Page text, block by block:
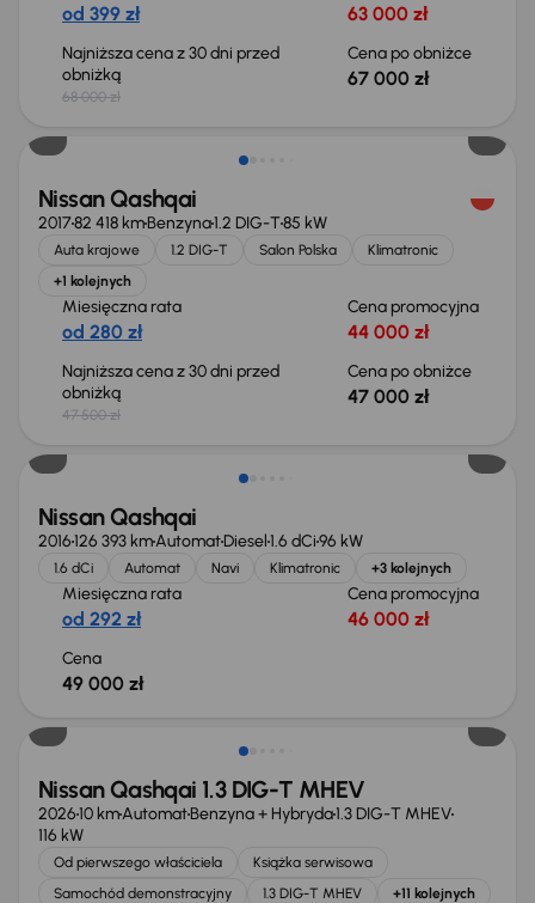
od 399 zł 63 000 zł
Najniższa cena z 30 dni przed
obniżką
68 000 zł
Cena po obniżce
67 000 zł
Świeżo skupione
Nissan Qashqai
201782 418 kmBenzyna1.2 DIG-T85 kW
Auta krajowe 1.2 DIG-T Salon Polska
Klimatronic
+1 kolejnych
Miesięczna rata
od 280 zł
Cena promocyjna
44 000 zł
Najniższa cena z 30 dni przed
obniżką
47 500 zł
Cena po obniżce
47 000 zł
Świeżo skupione
Nissan Qashqai
2016126 393 kmAutomatDiesel1.6 dCi96 kW
1.6 dCi Automat Navi Klimatronic +3 kolejnych
Miesięczna rata
od 292 zł
Cena promocyjna
46 000 zł
Cena
49 000 zł
Nissan Qashqai 1.3 DIG-T MHEV
202610 kmAutomatBenzyna + Hybryda1.3 DIG-T MHEV
116 kW
Od pierwszego właściciela
Książka serwisowa
Samochód demonstracyjny
1.3 DIG-T MHEV +11 kolejnych